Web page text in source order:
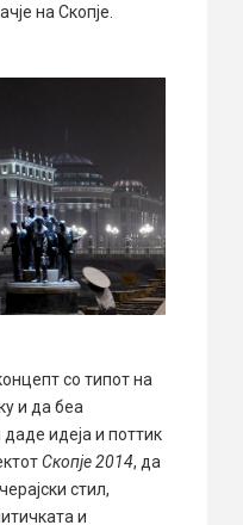
на Скопје.
со типот на
и да беа
идеја и поттик
Скопје 2014, да
стил,
и